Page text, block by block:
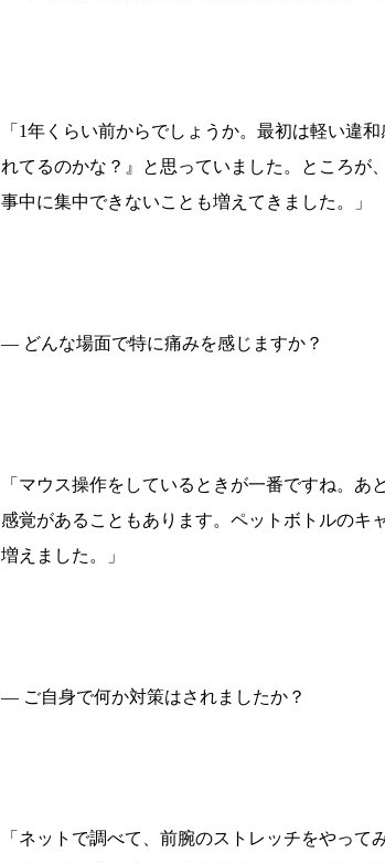
「1年くらい前からでしょうか。最初は軽い違
れてるのかな？』と思っていました。ところが
事中に集中できないことも増えてきました。」
― どんな場面で特に痛みを感じますか？
「マウス操作をしているときが一番ですね。
感覚があることもあります。ペットボトルのキ
増えました。」
― ご自身で何か対策はされましたか？
「ネットで調べて、前腕のストレッチをやっ